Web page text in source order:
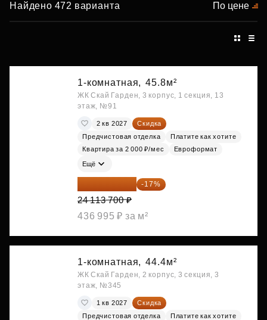
Найдено 472 варианта По цене
1-комнатная, 45.8м²
ЖК Скай Гарден, 3 корпус, 1 секция, 13
этаж, №91
2 кв 2027
Скидка
Предчистовая отделка
Платите как хотите
Квартира за 2 000 ₽/мес
Евроформат
Ещё
20 014 371 ₽ -17%
24 113 700 ₽
436 995 ₽ за м²
1-комнатная, 44.4м²
ЖК Скай Гарден, 2 корпус, 3 секция, 3
этаж, №345
1 кв 2027
Скидка
Предчистовая отделка
Платите как хотите